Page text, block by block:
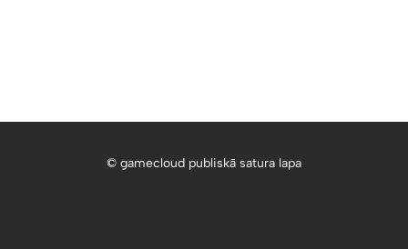
© gamecloud publiskā satura lapa